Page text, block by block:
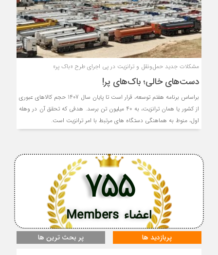
مشکلات جدید حمل‌ونقل و ترانزیت در پی اجرای طرح «باک پر»
دست‌های خالی؛ باک‌های پر!
براساس برنامه هفتم توسعه، قرار است تا پایان سال 1407 حجم کالاهای عبوری
از کشور یا همان ترانزیت، به 40 میلیون تن برسد. هدفی که تحقق آن در وهله
اول، منوط به هماهنگی دستگاه های مرتبط با امر ترانزیت است.
اعضاء Members
755
پربازدید ها پر بحث ترین ها